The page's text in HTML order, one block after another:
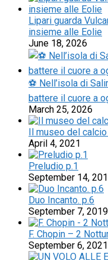
Lipari guarda
insieme alle Eolie
June 18, 2026
⚽ Nell’isola di
battere il cuore a
March 25, 2026
Il museo del calcio
April 4, 2021
Preludio p.1
September 14,
Duo Incanto. p.6
September 7, 2019
F. Chopin – 2
September 6, 2021